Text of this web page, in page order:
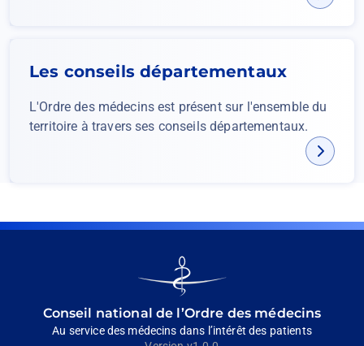
Les conseils départementaux
L'Ordre des médecins est présent sur l'ensemble du
territoire à travers ses conseils départementaux.
Go
to
homepage
Conseil national de l’Ordre des médecins
Au service des médecins dans l’intérêt des patients